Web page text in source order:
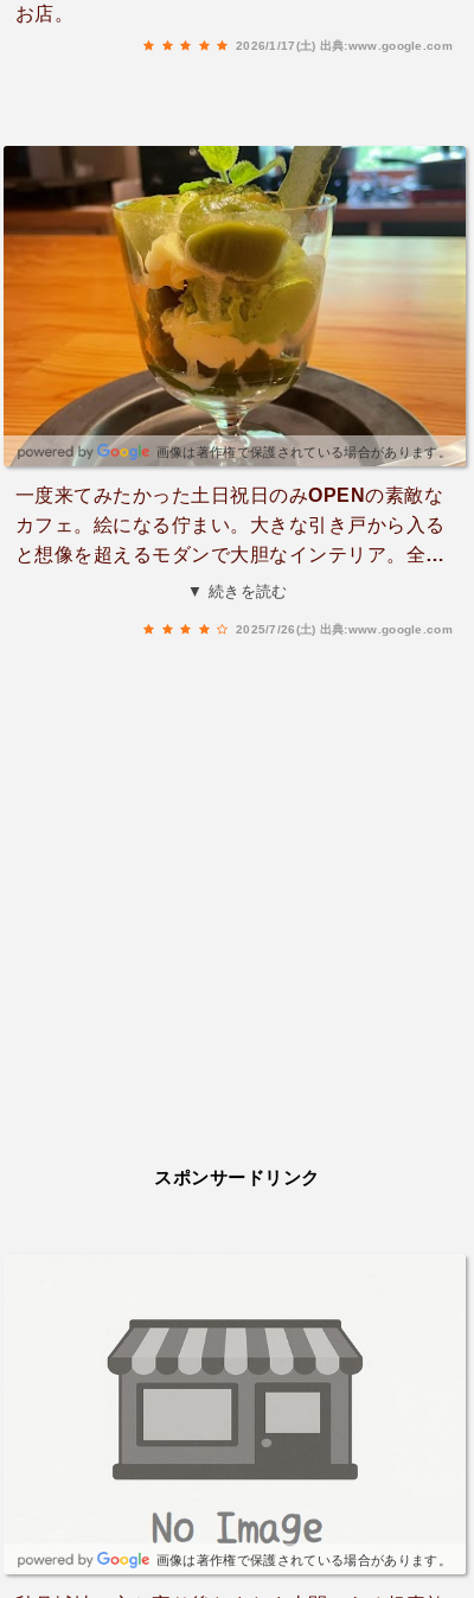
お店。
2026/1/17(土) 出典:www.google.com
画像は著作権で保護されている場合があります。
一度来てみたかった土日祝日のみOPENの素敵な
カフェ。絵になる佇まい。大きな引き戸から入る
と想像を超えるモダンで大胆なインテリア。全て
にオーナーのセンスと想いを感じる空間。素敵な
▼ 続きを読む
2025/7/26(土) 出典:www.google.com
スポンサードリンク
画像は著作権で保護されている場合があります。